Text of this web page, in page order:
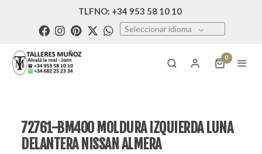
TLFNO: +34 953 58 10 10
Seleccionar idioma
0
72761-BM400 MOLDURA IZQUIERDA LUNA
DELANTERA NISSAN ALMERA